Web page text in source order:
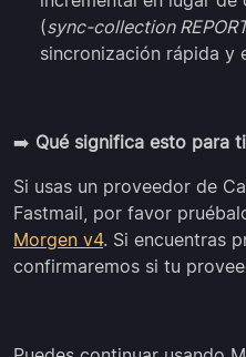
(sync-collection
sincronización rápida y
➡️ Qué significa esto para
Si usas un proveedor de
Fastmail, por favor
Morgen v4. Si encuentras
confirmaremos si tu